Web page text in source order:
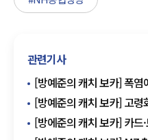
관련기사
[방예준의 캐치 보카] 폭염
'쏟아진다'…카드사 여름
[방예준의 캐치 보카] 고령
특화 혜택·서비스 제공
[방에준의 캐치 보카] 카드